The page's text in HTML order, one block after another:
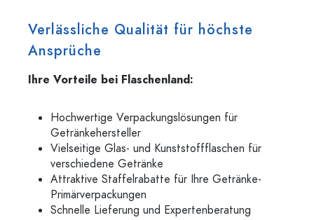
Verlässliche Qualität für höchste
Ansprüche
Ihre Vorteile bei Flaschenland:
Hochwertige Verpackungslösungen für
Getränkehersteller
Vielseitige Glas- und Kunststoffflaschen für
verschiedene Getränke
Attraktive Staffelrabatte für Ihre Getränke-
Primärverpackungen
Schnelle Lieferung und Expertenberatung